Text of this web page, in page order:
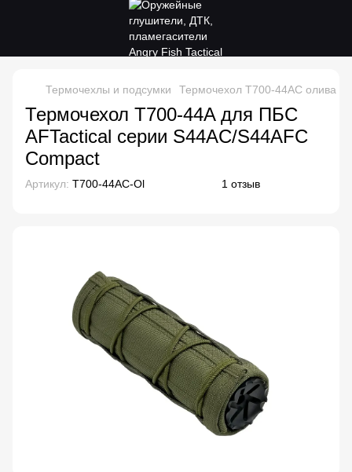
Термочехлы и подсумки Термочехол Т700-44AC олива
Термочехол T700-44A для ПБС
AFTactical серии S44AC/S44AFC
Compact
Артикул: T700-44AC-Ol 1 отзыв